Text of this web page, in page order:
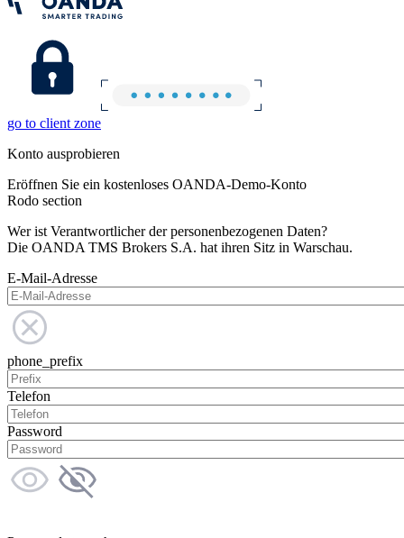
go to client zone
Konto ausprobieren
Eröffnen Sie ein kostenloses OANDA-Demo-Konto
Rodo section
Wer ist Verantwortlicher der personenbezogenen Daten?
Die OANDA TMS Brokers S.A. hat ihren Sitz in Warschau.
E-Mail-Adresse
phone_prefix
Telefon
Password